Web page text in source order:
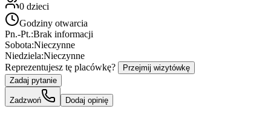
0 dzieci
Godziny otwarcia
Pn.-Pt.:Brak informacji
Sobota:Nieczynne
Niedziela:Nieczynne
Reprezentujesz tę placówkę?
Przejmij wizytówkę
Zadaj pytanie
Zadzwoń Dodaj opinię